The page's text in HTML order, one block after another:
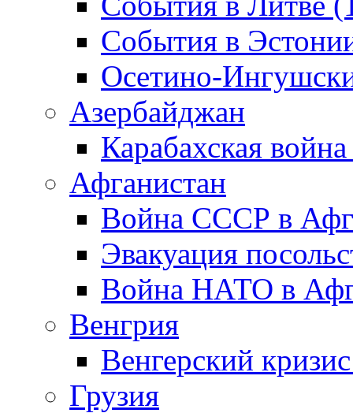
События в
Осетино-
Азербайджан
Карабахская
Афганистан
Война СССР в
Эвакуация
Война НАТО в
Венгрия
Венгерский
Грузия